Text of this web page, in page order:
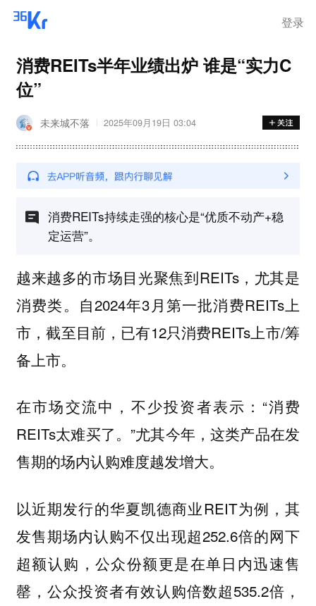
登录
消费REITs半年业绩出炉 谁是“实力C
位”
未来城不落 2025年09月19日 03:04
消费REITs持续走强的核心是“优质不动产+稳
定运营”。
越来越多的市场目光聚焦到REITs，尤其是
消费类。自2024年3月第一批消费REITs上
市，截至目前，已有12只消费REITs上市/筹
备上市。
在市场交流中，不少投资者表示：“消费
REITs太难买了。”尤其今年，这类产品在发
售期的场内认购难度越发增大。
以近期发行的华夏凯德商业REIT为例，其
发售期场内认购不仅出现超252.6倍的网下
超额认购，公众份额更是在单日内迅速售
罄，公众投资者有效认购倍数超535.2倍，